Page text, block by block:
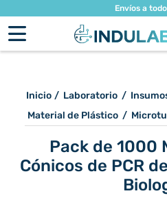
Envíos a
Inicio / Laboratorio /
Material de Plástico /
Pack de 1000
Cónicos de PCR